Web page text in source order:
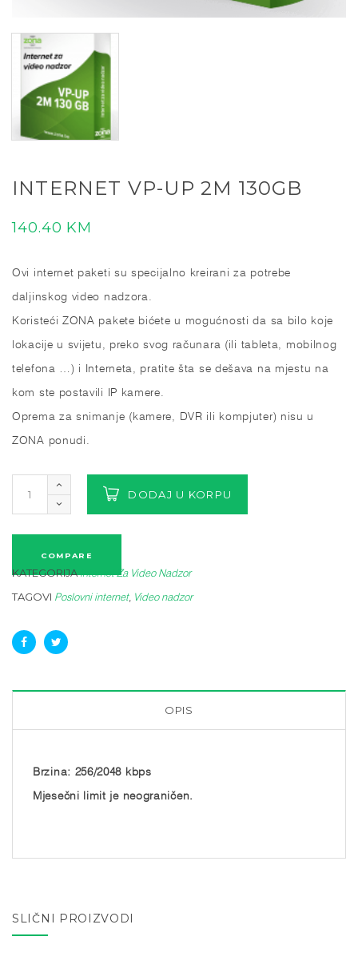
INTERNET VP-UP 2M 130GB
140.40 KM
Ovi internet paketi su specijalno kreirani za potrebe
daljinskog video nadzora.
Koristeći ZONA pakete bićete u mogućnosti da sa bilo koje
lokacije u svijetu, preko svog računara (ili tableta, mobilnog
telefona …) i Interneta, pratite šta se dešava na mjestu na
kom ste postavili IP kamere.
Oprema za snimanje (kamere, DVR ili kompjuter) nisu u
ZONA ponudi.
DODAJ U KORPU
COMPARE
KATEGORIJA Internet Za Video Nadzor
TAGOVI Poslovni internet, Video nadzor
OPIS
Brzina: 256/2048 kbps
Mjesečni limit je neograničen.
SLIČNI PROIZVODI